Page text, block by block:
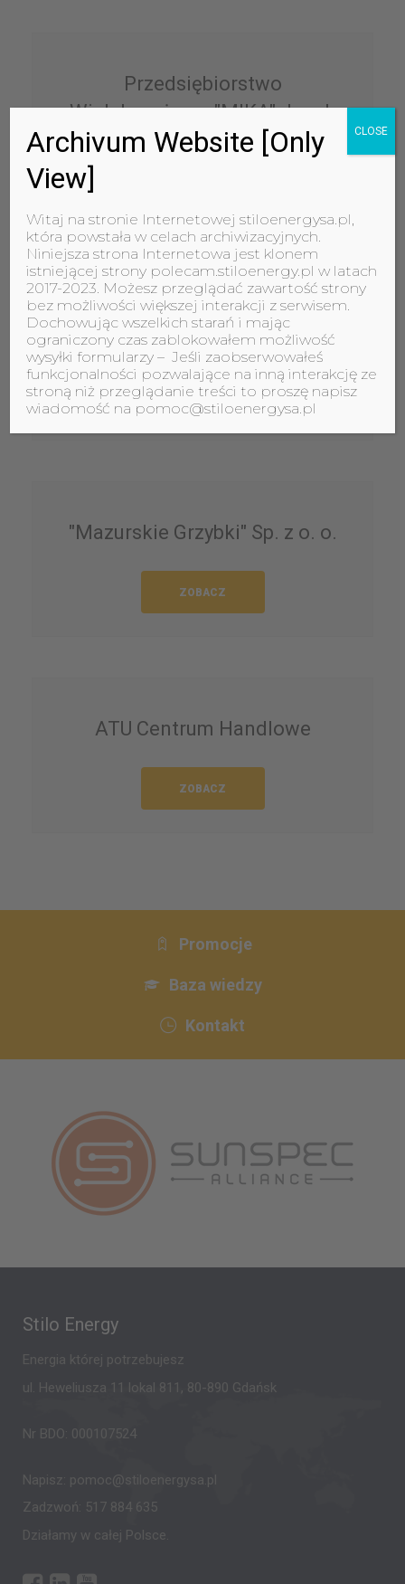
Przedsiębiorstwo
Wielobranżowe "MIKA" Jacek
Stasiak
Robbud Sp. z o. o. Sp.k
ZOBACZ
"Mazurskie Grzybki" Sp. z o. o.
ZOBACZ
ATU Centrum Handlowe
ZOBACZ
Promocje
Baza wiedzy
Kontakt
Stilo Energy
Energia której potrzebujesz
ul. Heweliusza 11 lokal 811, 80-890 Gdańsk
Nr BDO: 000107524
Napisz: pomoc@stiloenergysa.pl
Zadzwoń: 517 884 635
Działamy w całej Polsce.
Archivum Website [Only
View]
Witaj na stronie Internetowej stiloenergysa.pl,
która powstała w celach archiwizacyjnych.
Niniejsza strona Internetowa jest klonem
istniejącej strony polecam.stiloenergy.pl w latach
2017-2023. Możesz przeglądać zawartość strony
bez możliwości większej interakcji z serwisem.
Dochowując wszelkich starań i mając
ograniczony czas zablokowałem możliwość
wysyłki formularzy – Jeśli zaobserwowałeś
funkcjonalności pozwalające na inną interakcję ze
stroną niż przeglądanie treści to proszę napisz
wiadomość na pomoc@stiloenergysa.pl
CLOSE